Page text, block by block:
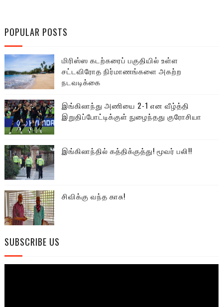
POPULAR POSTS
மிரிஸ்ஸ கடற்கரைப் பகுதியில் உள்ள
சட்டவிரோத நிர்மாணங்களை அகற்ற
நடவடிக்கை
இங்கிலாந்து அணியை 2-1 என வீழ்த்தி
இறுதிப்போட்டிக்குள் நுழைந்தது குரோசியா
இங்கிலாந்தில் கத்திக்குத்து! மூவர் பலி!!
சிவிக்கு வந்த காசு!
SUBSCRIBE US